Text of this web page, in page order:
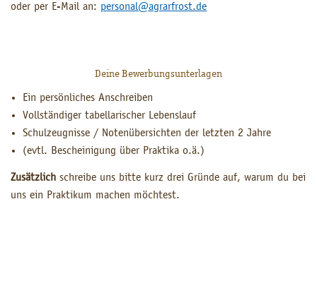
oder per E-Mail an: personal@agrarfrost.de
Deine Bewerbungsunterlagen
Ein persönliches Anschreiben
Vollständiger tabellarischer Lebenslauf
Schulzeugnisse / Notenübersichten der letzten 2 Jahre
(evtl. Bescheinigung über Praktika o.ä.)
Zusätzlich schreibe uns bitte kurz drei Gründe auf, warum du bei
uns ein Praktikum machen möchtest.